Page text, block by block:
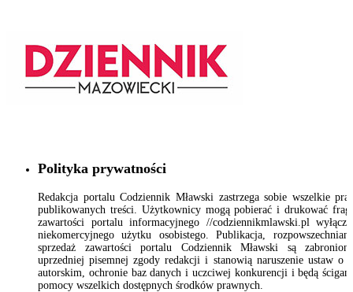
Polityka prywatności
Redakcja portalu Codziennik Mławski zastrzega sobie wszelkie
publikowanych treści. Użytkownicy mogą pobierać i drukować
zawartości portalu informacyjnego //codziennikmlawski.pl
niekomercyjnego użytku osobistego. Publikacja,
sprzedaż zawartości portalu Codziennik Mławski są
uprzedniej pisemnej zgody redakcji i stanowią naruszenie ustaw o
autorskim, ochronie baz danych i uczciwej konkurencji i będą
pomocy wszelkich dostępnych środków prawnych.